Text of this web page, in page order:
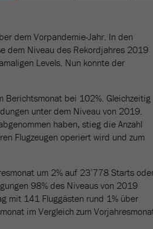
dem Vorpandemie-Jahr. In den
dem Niveau des Rekordjahres 2019
Levels. Nun konnte der
Berichtsmonat bei 102%. Gleichzeitig
unter dem Niveau von 2019.
haben, stieg die Anzahl
Flugzeugen operiert wird und zum
um 2% auf 23’778 Starts
98% des Niveaus von 2019
mit 141 Fluggästen rund 1% über
im Vergleich zum